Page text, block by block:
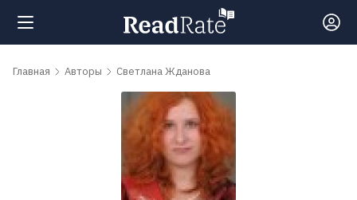
Поиск
Главная Авторы Светлана Жданова